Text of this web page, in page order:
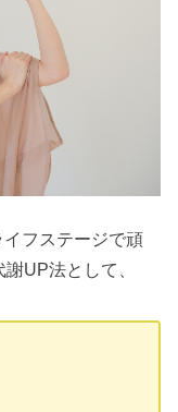
フステージで頑
UP法として、